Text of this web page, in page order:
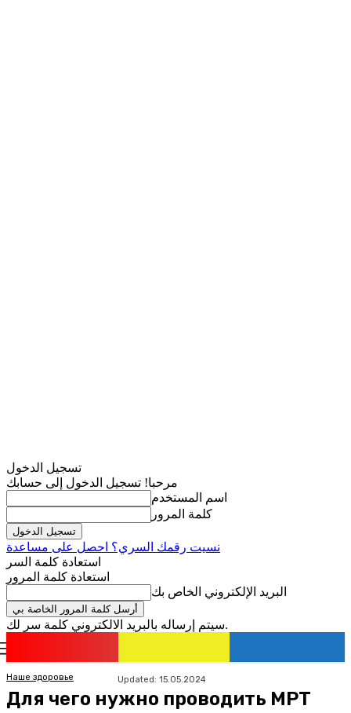
تسجيل الدخول
مرحبا! تسجيل الدخول إلى حسابك
اسم المستخدم
كلمة المرور
نسيت رقمك السري؟ احصل على مساعدة
استعادة كلمة السر
استعادة كلمة المرور
البريد الإلكتروني الخاص بك
سيتم إرساله بالبريد الالكتروني كلمة سر لك.
Наше здоровье Updated: 15.05.2024
Для чего нужно проводить МРТ